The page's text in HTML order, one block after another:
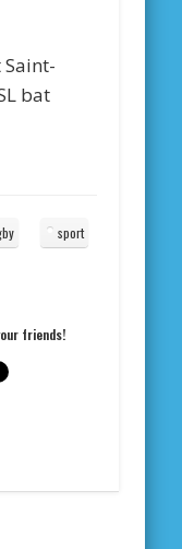
Saint-
bat
sport
friends!